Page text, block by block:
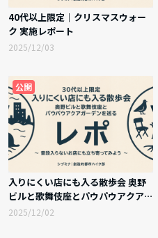
40代以上限定｜クリスマスウォー
ク 実施レポート
2025/12/03
公開
入りにくい店にも入る散歩会 奥野
ビルと歌舞伎座とパウパウアクアガ
ーデンを巡る 実施レポート
2025/12/02